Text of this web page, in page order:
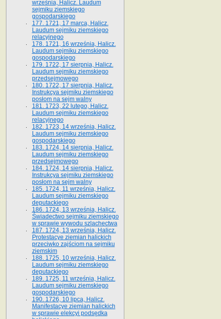
września, Halicz. Laudum
sejmiku ziemskiego
gospodarskiego
177. 1721, 17 marca, Halicz.
Laudum sejmiku ziemskiego
relacyjnego
178. 1721, 16 września, Halicz.
Laudum sejmiku ziemskiego
gospodarskiego
179. 1722, 17 sierpnia, Halicz.
Laudum sejmiku ziemskiego
przedsejmowego
180. 1722, 17 sierpnia, Halicz.
Instrukcya sejmiku ziemskiego
posłom na sejm walny
181. 1723, 22 lutego, Halicz.
Laudum sejmiku ziemskiego
relacyjnego
182. 1723, 14 września, Halicz.
Laudum sejmiku ziemskiego
gospodarskiego
183. 1724, 14 sierpnia, Halicz.
Laudum sejmiku ziemskiego
przedsejmowego
184. 1724, 14 sierpnia, Halicz.
Instrukcya sejmiku ziemskiego
posłom na sejm walny
185. 1724, 11 września, Halicz.
Laudum sejmiku ziemskiego
deputackiego
186. 1724, 13 września, Halicz.
Świadectwo sejmiku ziemskiego
w sprawie wywodu szlachectwa
187. 1724, 13 września, Halicz.
Protestacye ziemian halickich
przeciwko zajściom na sejmiku
ziemskim
188. 1725, 10 września, Halicz.
Laudum sejmiku ziemskiego
deputackiego
189. 1725, 11 września, Halicz.
Laudum sejmiku ziemskiego
gospodarskiego
190. 1726, 10 lipca, Halicz.
Manifestacye ziemian halickich
w sprawie elekcyi podsędka